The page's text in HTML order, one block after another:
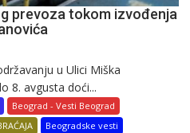
prevoza tokom izvođenja
u Ulici Miška
8. avgusta doći...
Beograd - Vesti Beograd
Beogradske vesti